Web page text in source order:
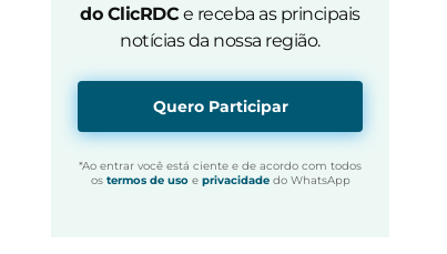
do ClicRDC e receba as principais
notícias da nossa região.
Quero Participar
*Ao entrar você está ciente e de acordo com todos
os termos de usoe privacidadedo WhatsApp